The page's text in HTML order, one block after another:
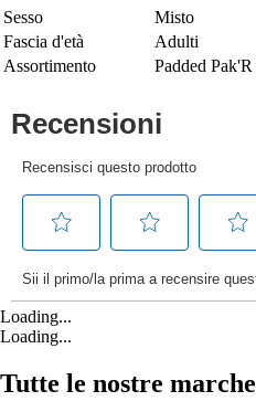
Sesso
Misto
Fascia d'età
Adulti
Assortimento
Padded Pak'R
Loading...
Loading...
Tutte le nostre marche